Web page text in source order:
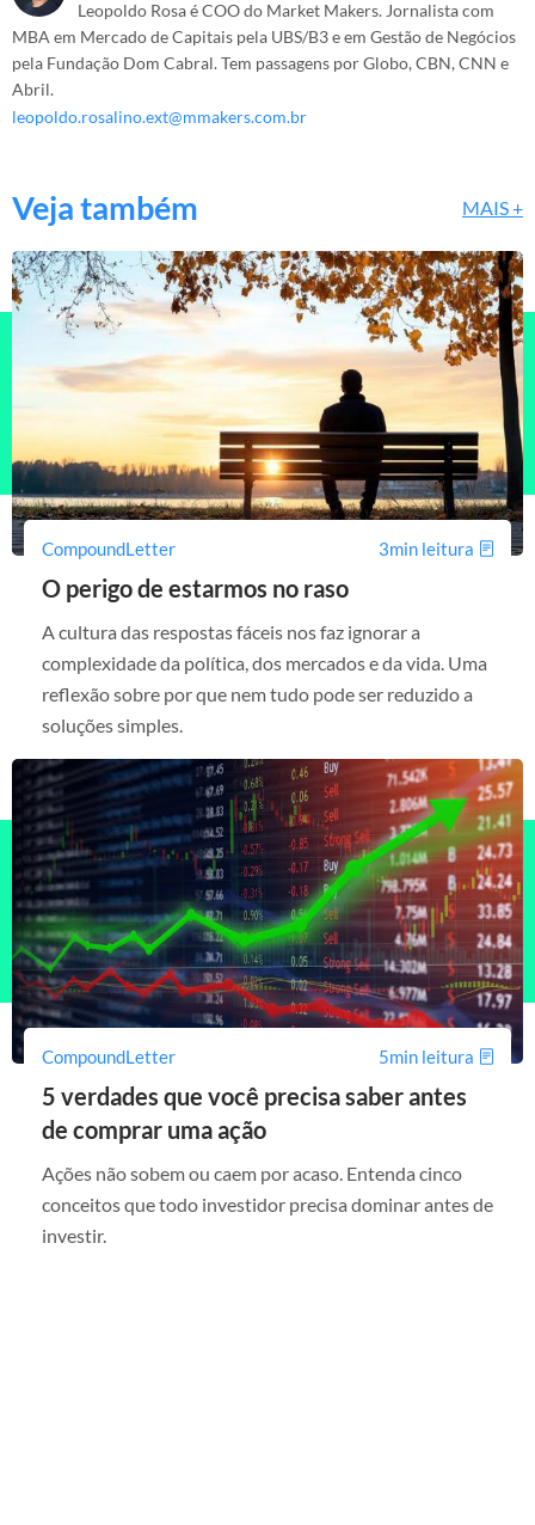
Leopoldo Rosa é COO do Market Makers. Jornalista com
MBA em Mercado de Capitais pela UBS/B3 e em Gestão de Negócios
pela Fundação Dom Cabral. Tem passagens por Globo, CBN, CNN e
Abril.
leopoldo.rosalino.ext@mmakers.com.br
Veja também MAIS +
CompoundLetter 3min leitura
O perigo de estarmos no raso
A cultura das respostas fáceis nos faz ignorar a
complexidade da política, dos mercados e da vida. Uma
reflexão sobre por que nem tudo pode ser reduzido a
soluções simples.
CompoundLetter 5min leitura
5 verdades que você precisa saber antes
de comprar uma ação
Ações não sobem ou caem por acaso. Entenda cinco
conceitos que todo investidor precisa dominar antes de
investir.